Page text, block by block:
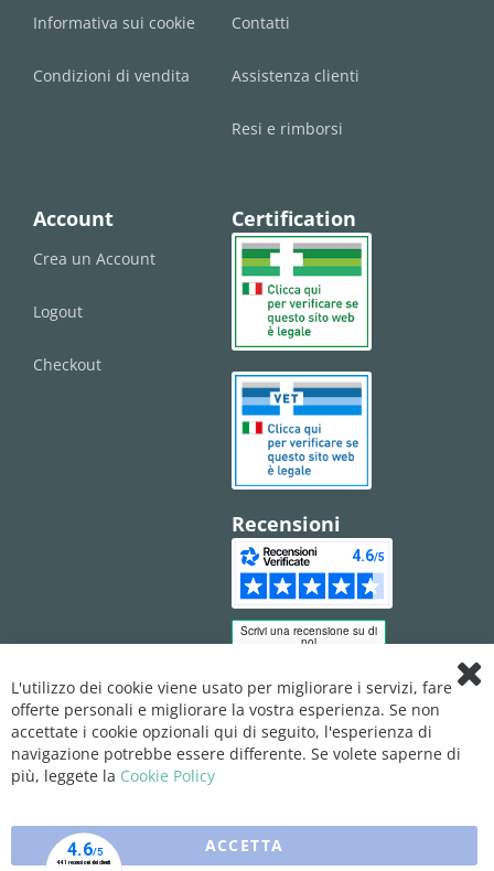
Informativa sui cookie
Condizioni di vendita
Contatti
Assistenza clienti
Resi e rimborsi
Account
Crea un Account
Logout
Checkout
Certification
Recensioni
L'utilizzo dei cookie viene usato per migliorare i servizi, fare
offerte personali e migliorare la vostra esperienza. Se non
accettate i cookie opzionali qui di seguito, l'esperienza di
navigazione potrebbe essere differente. Se volete saperne di
più, leggete la Cookie Policy
ACCETTA